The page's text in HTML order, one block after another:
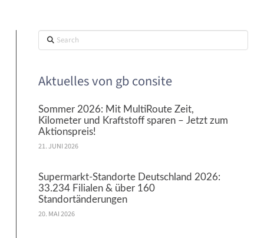
Search
Aktuelles von gb consite
Sommer 2026: Mit MultiRoute Zeit,
Kilometer und Kraftstoff sparen – Jetzt zum
Aktionspreis!
21. JUNI 2026
Supermarkt-Standorte Deutschland 2026:
33.234 Filialen & über 160
Standortänderungen
20. MAI 2026